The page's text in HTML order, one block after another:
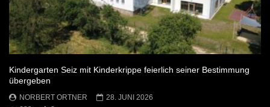
Kindergarten Seiz mit Kinderkrippe feierlich seiner Bestimmung
übergeben
NORBERT ORTNER
28. JUNI 2026